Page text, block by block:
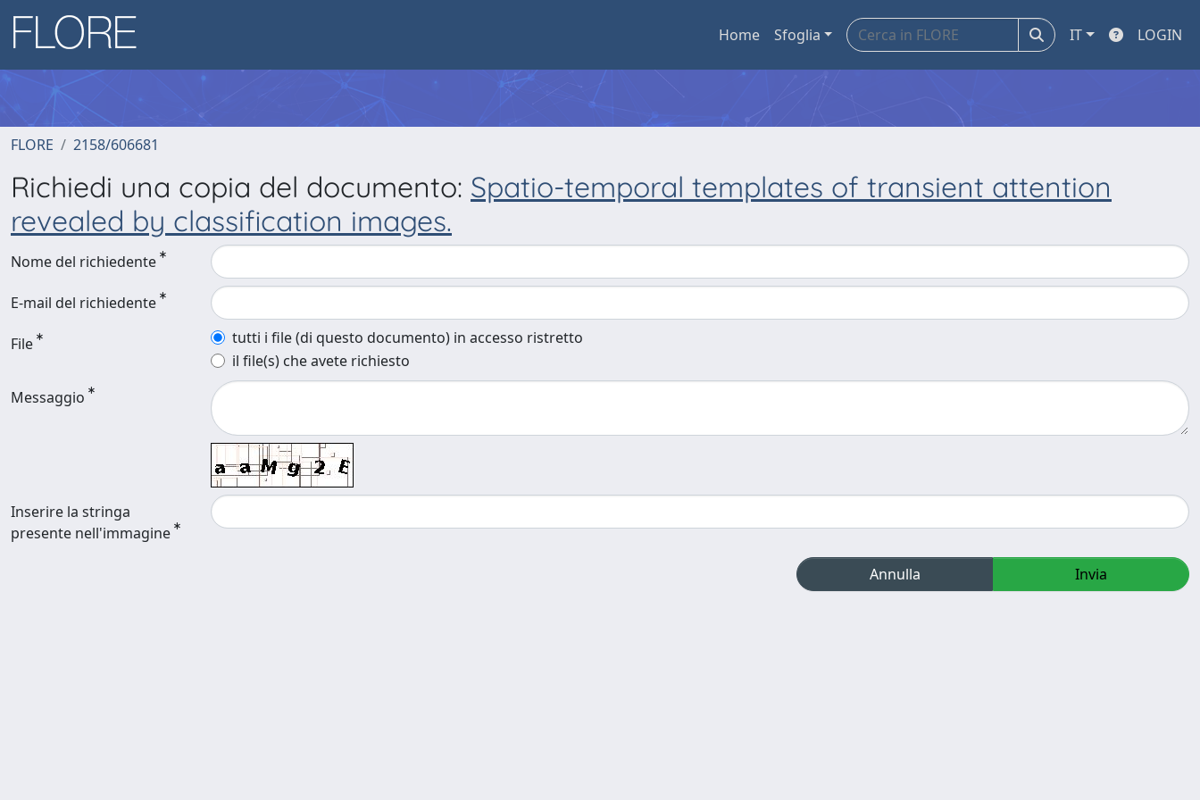
Home Sfoglia IT LOGIN
FLORE 2158/606681
Richiedi una copia del documento: Spatio-temporal templates of transient attention
revealed by classification images.
Nome del richiedente
E-mail del richiedente
File
tutti i file (di questo documento) in accesso ristretto
il file(s) che avete richiesto
Messaggio
Inserire la stringa
presente nell'immagine
Annulla Invia